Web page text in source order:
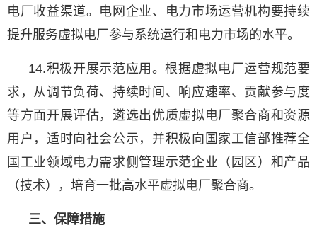
电厂收益渠道。电网企业、电力市场运营机构要持续
提升服务虚拟电厂参与系统运行和电力市场的水平。
14.积极开展示范应用。根据虚拟电厂运营规范要
求，从调节负荷、持续时间、响应速率、贡献参与度
等方面开展评估，遴选出优质虚拟电厂聚合商和资源
用户，适时向社会公示，并积极向国家工信部推荐全
国工业领域电力需求侧管理示范企业（园区）和产品
（技术），培育一批高水平虚拟电厂聚合商。
三、保障措施